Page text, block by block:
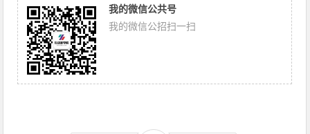
我的微信公共号
我的微信公招扫一扫